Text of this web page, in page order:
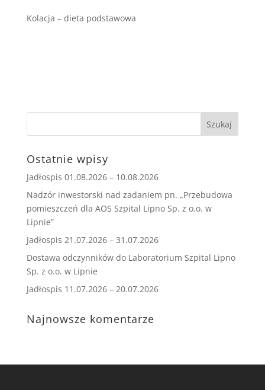
Kolacja – dieta podstawowa
Ostatnie wpisy
Jadłospis 01.08.2026 – 10.08.2026
Nadzór inwestorski nad zadaniem pn. „Przebudowa
pomieszczeń dla AOS Szpital Lipno Sp. z o.o. w
Lipnie”
Jadłospis 21.07.2026 – 31.07.2026
Dostawa odczynników do Laboratorium Szpital Lipno
Sp. z o.o. w Lipnie
Jadłospis 11.07.2026 – 20.07.2026
Najnowsze komentarze